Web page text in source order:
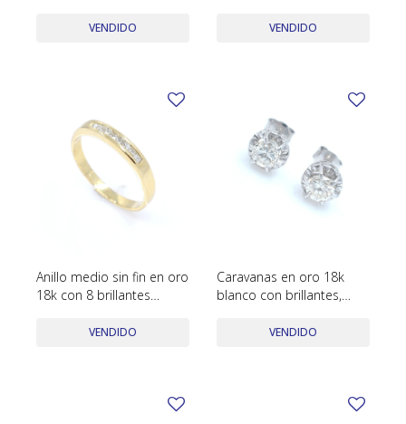
VENDIDO VENDIDO
Anillo medio sin fin en oro
18k con 8 brillantes
VENDIDO
Caravanas en oro 18k
blanco con brillantes,
VENDIDO